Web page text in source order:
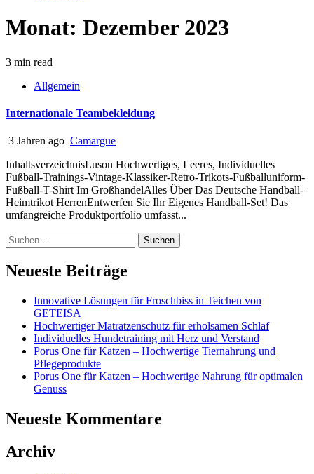
Monat: Dezember 2023
3 min read
Allgemein
Internationale Teambekleidung
3 Jahren ago Camargue
InhaltsverzeichnisLuson Hochwertiges, Leeres, Individuelles
Fußball-Trainings-Vintage-Klassiker-Retro-Trikots-Fußballuniform-
Fußball-T-Shirt Im GroßhandelAlles Über Das Deutsche Handball-
Heimtrikot HerrenEntwerfen Sie Ihr Eigenes Handball-Set! Das
umfangreiche Produktportfolio umfasst...
Suchen
nach:
Neueste Beiträge
Innovative Lösungen für Froschbiss in Teichen von
GETEISA
Hochwertiger Matratzenschutz für erholsamen Schlaf
Individuelles Hundetraining mit Herz und Verstand
Porus One für Katzen – Hochwertige Tiernahrung und
Pflegeprodukte
Porus One für Katzen – Hochwertige Nahrung für optimalen
Genuss
Neueste Kommentare
Archiv